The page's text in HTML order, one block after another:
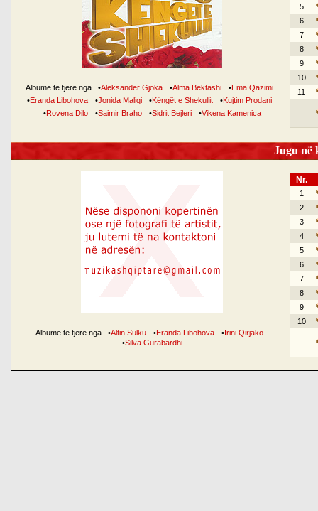
Albume të tjerë nga •Aleksandër Gjoka •Alma Bektashi •Ema Qazimi
•Eranda Libohova •Jonida Maliqi •Këngët e Shekullit •Kujtim Prodani
•Rovena Dilo •Saimir Braho •Sidrit Bejleri •Vikena Kamenica
5
6
7
8
9
10
11
Jugu në
Albume të tjerë nga •Altin Sulku •Eranda Libohova •Irini Qirjako
•Silva Gurabardhi
Nr.
1
2
3
4
5
6
7
8
9
10